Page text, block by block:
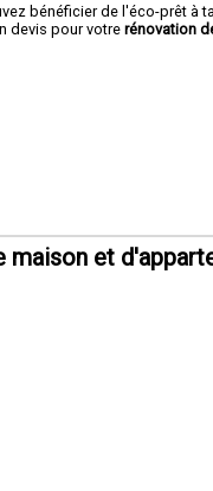
bénéficier de l'éco-prêt à
devis pour votre rénovation
maison et